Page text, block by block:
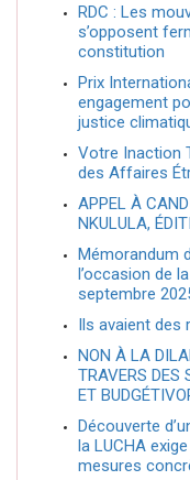
RDC : Les
s’opposent
constitution
Prix
engagement
justice
Votre Inaction
des Affaires
APPEL À
NKULULA,
Mémorandum
l’occasion de
septembre
Ils avaient des
NON À LA
TRAVERS DES
ET
Découverte
la LUCHA
mesures